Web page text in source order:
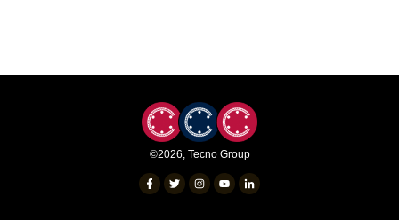
©2026, Tecno Group